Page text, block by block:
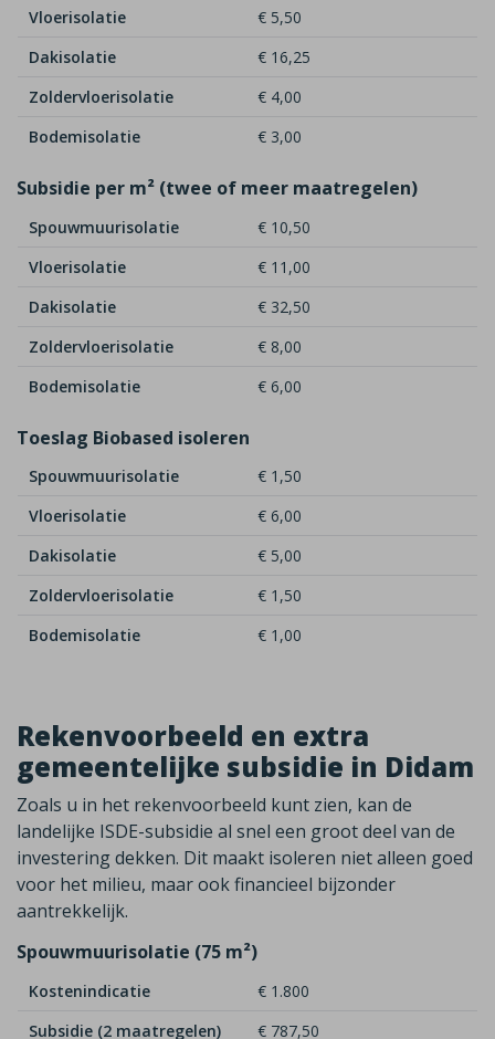
Vloerisolatie
€ 5,50
Dakisolatie
€ 16,25
Zoldervloerisolatie
€ 4,00
Bodemisolatie
€ 3,00
Subsidie per m² (twee of meer maatregelen)
Spouwmuurisolatie
€ 10,50
Vloerisolatie
€ 11,00
Dakisolatie
€ 32,50
Zoldervloerisolatie
€ 8,00
Bodemisolatie
€ 6,00
Toeslag Biobased isoleren
Spouwmuurisolatie
€ 1,50
Vloerisolatie
€ 6,00
Dakisolatie
€ 5,00
Zoldervloerisolatie
€ 1,50
Bodemisolatie
€ 1,00
Rekenvoorbeeld en extra
gemeentelijke subsidie in Didam
Zoals u in het rekenvoorbeeld kunt zien, kan de
landelijke ISDE-subsidie al snel een groot deel van de
investering dekken. Dit maakt isoleren niet alleen goed
voor het milieu, maar ook financieel bijzonder
aantrekkelijk.
Spouwmuurisolatie (75 m²)
Kostenindicatie
€ 1.800
Subsidie (2 maatregelen)
€ 787,50